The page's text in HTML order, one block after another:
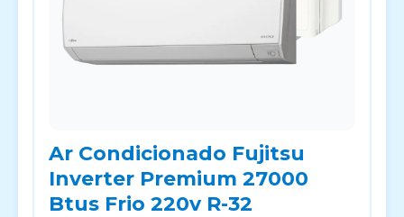
Ar Condicionado Fujitsu
Inverter Premium 27000
Btus Frio 220v R-32